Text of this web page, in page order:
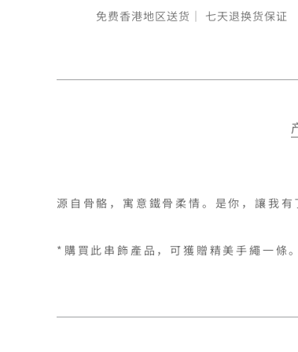
免费香港地区送货｜ 七天退换货保证
源自骨骼，寓意鐵骨柔情。是你，讓我
*購買此串飾產品，可獲贈精美手繩一條